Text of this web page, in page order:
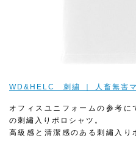
WD&HELC 刺繍 ｜ 人畜無害
オフィスユニフォームの参考に
の刺繡入りポロシャツ。
高級感と清潔感のある刺繡入り